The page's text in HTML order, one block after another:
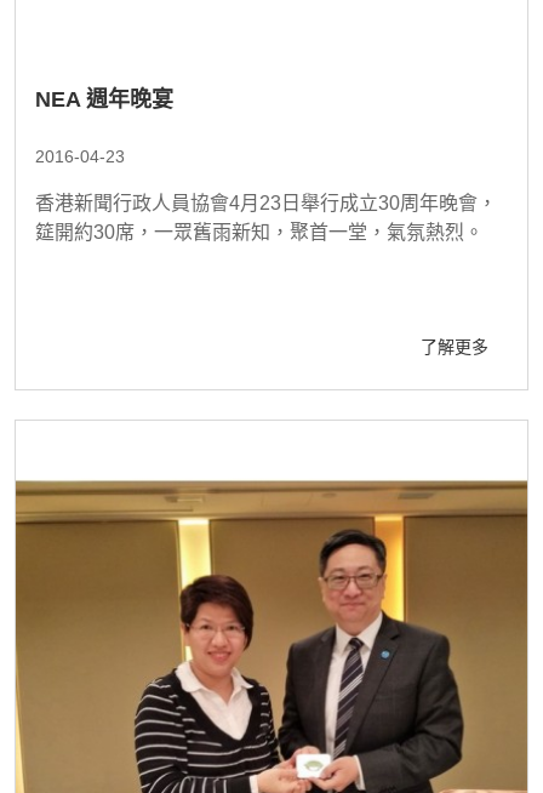
NEA 週年晚宴
2016-04-23
香港新聞行政人員協會4月23日舉行成立30周年晚會，
筵開約30席，一眾舊雨新知，聚首一堂，氣氛熱烈。
了解更多